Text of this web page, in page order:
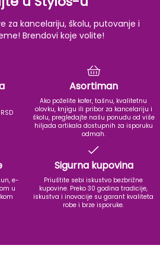
za kancelariju, školu, putovanje i
Brendovi koje volite!
Asortiman
Ako poželite kofer, tašnu, kvalitetnu
olovku, knjigu ili pribor za kancelariju i
školu, pregledajte našu ponudu od više
hiljada artikala dostupnih za isporuku
odmah.
e-
u
Sigurna kupovina
Priuštite sebi iskustvo bezbrižne
kupovine. Preko 30 godina tradicije,
iskustva i inovacije su garant kvaliteta
robe i brze isporuke.